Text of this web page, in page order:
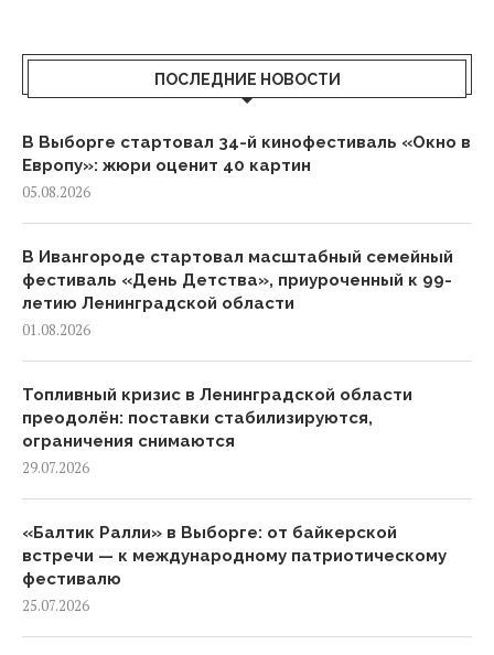
ПОСЛЕДНИЕ НОВОСТИ
В Выборге стартовал 34-й кинофестиваль «Окно в
Европу»: жюри оценит 40 картин
05.08.2026
В Ивангороде стартовал масштабный семейный
фестиваль «День Детства», приуроченный к 99-
летию Ленинградской области
01.08.2026
Топливный кризис в Ленинградской области
преодолён: поставки стабилизируются,
ограничения снимаются
29.07.2026
«Балтик Ралли» в Выборге: от байкерской
встречи — к международному патриотическому
фестивалю
25.07.2026